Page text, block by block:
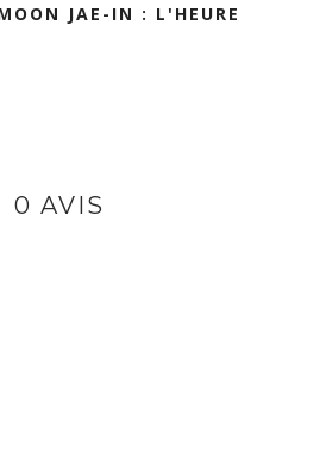
JAE-IN : L'HEURE
0 AVIS